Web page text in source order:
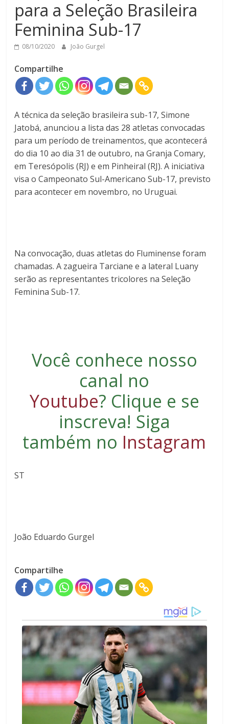
para a Seleção Brasileira
Feminina Sub-17
08/10/2020 João Gurgel
Compartilhe
A técnica da seleção brasileira sub-17, Simone
Jatobá, anunciou a lista das 28 atletas convocadas
para um período de treinamentos, que acontecerá
do dia 10 ao dia 31 de outubro, na Granja Comary,
em Teresópolis (RJ) e em Pinheiral (RJ). A iniciativa
visa o Campeonato Sul-Americano Sub-17, previsto
para acontecer em novembro, no Uruguai.
Na convocação, duas atletas do Fluminense foram
chamadas. A zagueira Tarciane e a lateral Luany
serão as representantes tricolores na Seleção
Feminina Sub-17.
Você conhece nosso
canal no
Youtube? Clique e se
inscreva! Siga
também no Instagram
ST
João Eduardo Gurgel
Compartilhe